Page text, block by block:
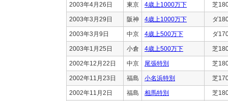
2003年4月26日 東京 4歳上1000万下 芝
2003年3月29日 阪神 4歳上1000万下 ダ
2003年3月9日 中京 4歳上500万下 ダ
2003年1月25日 小倉 4歳上500万下 芝
2002年12月22日 中京 尾張特別 芝
2002年11月23日 福島 小名浜特別 芝
2002年11月2日 福島 相馬特別 芝